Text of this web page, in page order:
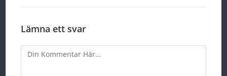
Lämna ett svar
Comment